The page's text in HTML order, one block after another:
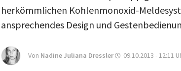
herkömmlichen Kohlenmonoxid-
ansprechendes Design und
Von Nadine Juliana Dressler 09.10.2013 - 12:11